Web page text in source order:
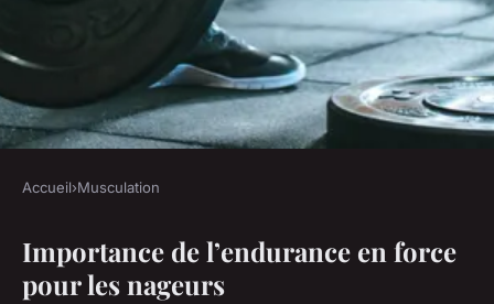
Endurance en force et
musculation pour les nageurs
Accueil›Musculation
Importance de l’endurance en force
pour les nageurs